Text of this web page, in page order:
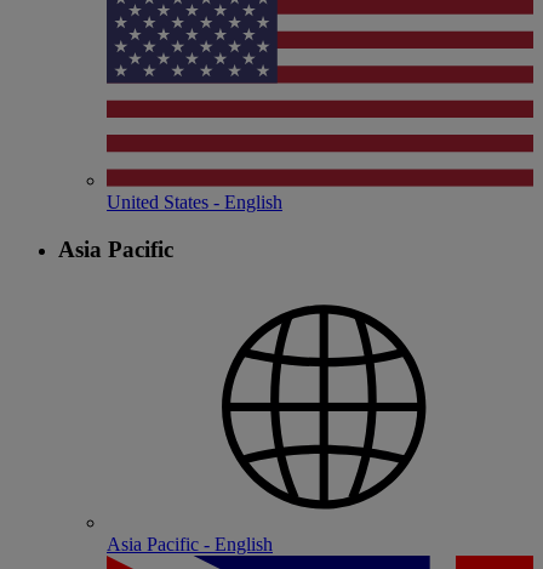
United States - English
Asia Pacific
Asia Pacific - English